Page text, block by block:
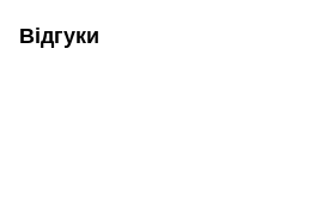
Відгуки